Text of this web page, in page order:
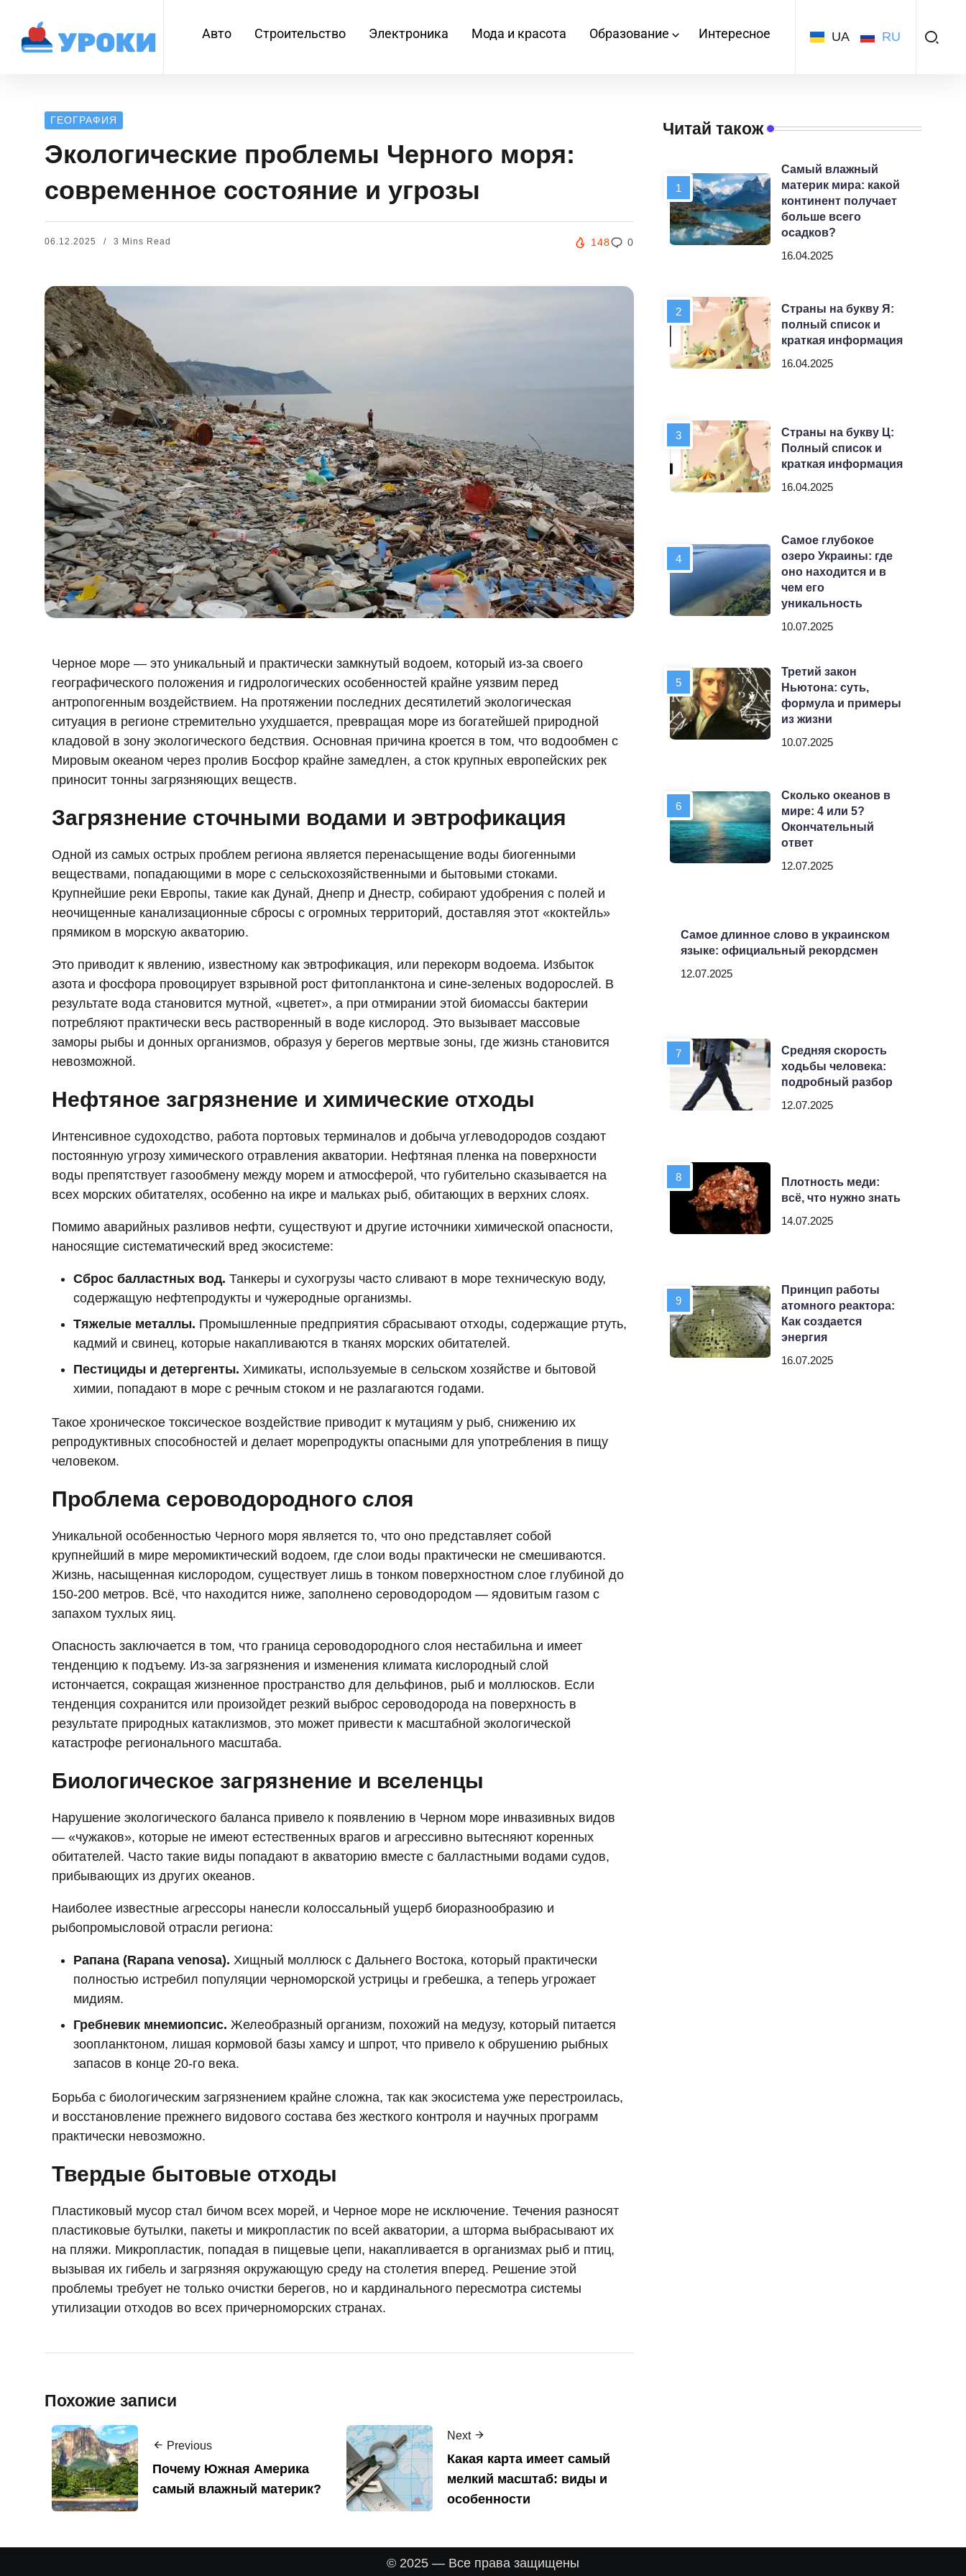
Авто Строительство Электроника Мода и красота Образование Интересное UA RU
ГЕОГРАФИЯ
Экологические проблемы Черного моря:
современное состояние и угрозы
06.12.2025 3 Mins Read 148 0
Черное море — это уникальный и практически замкнутый водоем, который из-за своего
географического положения и гидрологических особенностей крайне уязвим перед
антропогенным воздействием. На протяжении последних десятилетий экологическая
ситуация в регионе стремительно ухудшается, превращая море из богатейшей природной
кладовой в зону экологического бедствия. Основная причина кроется в том, что водообмен с
Мировым океаном через пролив Босфор крайне замедлен, а сток крупных европейских рек
приносит тонны загрязняющих веществ.
Загрязнение сточными водами и эвтрофикация
Одной из самых острых проблем региона является перенасыщение воды биогенными
веществами, попадающими в море с сельскохозяйственными и бытовыми стоками.
Крупнейшие реки Европы, такие как Дунай, Днепр и Днестр, собирают удобрения с полей и
неочищенные канализационные сбросы с огромных территорий, доставляя этот «коктейль»
прямиком в морскую акваторию.
Это приводит к явлению, известному как эвтрофикация, или перекорм водоема. Избыток
азота и фосфора провоцирует взрывной рост фитопланктона и сине-зеленых водорослей. В
результате вода становится мутной, «цветет», а при отмирании этой биомассы бактерии
потребляют практически весь растворенный в воде кислород. Это вызывает массовые
заморы рыбы и донных организмов, образуя у берегов мертвые зоны, где жизнь становится
невозможной.
Нефтяное загрязнение и химические отходы
Интенсивное судоходство, работа портовых терминалов и добыча углеводородов создают
постоянную угрозу химического отравления акватории. Нефтяная пленка на поверхности
воды препятствует газообмену между морем и атмосферой, что губительно сказывается на
всех морских обитателях, особенно на икре и мальках рыб, обитающих в верхних слоях.
Помимо аварийных разливов нефти, существуют и другие источники химической опасности,
наносящие систематический вред экосистеме:
Сброс балластных вод. Танкеры и сухогрузы часто сливают в море техническую воду,
содержащую нефтепродукты и чужеродные организмы.
Тяжелые металлы. Промышленные предприятия сбрасывают отходы, содержащие ртуть,
кадмий и свинец, которые накапливаются в тканях морских обитателей.
Пестициды и детергенты. Химикаты, используемые в сельском хозяйстве и бытовой
химии, попадают в море с речным стоком и не разлагаются годами.
Такое хроническое токсическое воздействие приводит к мутациям у рыб, снижению их
репродуктивных способностей и делает морепродукты опасными для употребления в пищу
человеком.
Проблема сероводородного слоя
Уникальной особенностью Черного моря является то, что оно представляет собой
крупнейший в мире меромиктический водоем, где слои воды практически не смешиваются.
Жизнь, насыщенная кислородом, существует лишь в тонком поверхностном слое глубиной до
150-200 метров. Всё, что находится ниже, заполнено сероводородом — ядовитым газом с
запахом тухлых яиц.
Опасность заключается в том, что граница сероводородного слоя нестабильна и имеет
тенденцию к подъему. Из-за загрязнения и изменения климата кислородный слой
истончается, сокращая жизненное пространство для дельфинов, рыб и моллюсков. Если
тенденция сохранится или произойдет резкий выброс сероводорода на поверхность в
результате природных катаклизмов, это может привести к масштабной экологической
катастрофе регионального масштаба.
Биологическое загрязнение и вселенцы
Нарушение экологического баланса привело к появлению в Черном море инвазивных видов
— «чужаков», которые не имеют естественных врагов и агрессивно вытесняют коренных
обитателей. Часто такие виды попадают в акваторию вместе с балластными водами судов,
прибывающих из других океанов.
Наиболее известные агрессоры нанесли колоссальный ущерб биоразнообразию и
рыбопромысловой отрасли региона:
Рапана (Rapana venosa). Хищный моллюск с Дальнего Востока, который практически
полностью истребил популяции черноморской устрицы и гребешка, а теперь угрожает
мидиям.
Гребневик мнемиопсис. Желеобразный организм, похожий на медузу, который питается
зоопланктоном, лишая кормовой базы хамсу и шпрот, что привело к обрушению рыбных
запасов в конце 20-го века.
Борьба с биологическим загрязнением крайне сложна, так как экосистема уже перестроилась,
и восстановление прежнего видового состава без жесткого контроля и научных программ
практически невозможно.
Твердые бытовые отходы
Пластиковый мусор стал бичом всех морей, и Черное море не исключение. Течения разносят
пластиковые бутылки, пакеты и микропластик по всей акватории, а шторма выбрасывают их
на пляжи. Микропластик, попадая в пищевые цепи, накапливается в организмах рыб и птиц,
вызывая их гибель и загрязняя окружающую среду на столетия вперед. Решение этой
проблемы требует не только очистки берегов, но и кардинального пересмотра системы
утилизации отходов во всех причерноморских странах.
Похожие записи
Previous
Почему Южная Америка
самый влажный материк?
Next
Какая карта имеет самый
мелкий масштаб: виды и
особенности
Читай також
Самый влажный
материк мира: какой
континент получает
больше всего
осадков?
16.04.2025
Страны на букву Я:
полный список и
краткая информация
16.04.2025
Страны на букву Ц:
Полный список и
краткая информация
16.04.2025
Самое глубокое
озеро Украины: где
оно находится и в
чем его
уникальность
10.07.2025
Третий закон
Ньютона: суть,
формула и примеры
из жизни
10.07.2025
Сколько океанов в
мире: 4 или 5?
Окончательный
ответ
12.07.2025
Самое длинное слово в украинском
языке: официальный рекордсмен
12.07.2025
Средняя скорость
ходьбы человека:
подробный разбор
12.07.2025
Плотность меди:
всё, что нужно знать
14.07.2025
Принцип работы
атомного реактора:
Как создается
энергия
16.07.2025
© 2025 — Все права защищены